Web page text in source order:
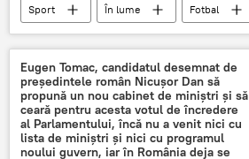
Sport În lume
Fotbal
Cupa Mondiala
Olanda
Eugen Tomac, candidatul desemnat de
președintele român Nicușor Dan să
propună un nou cabinet de miniștri și să
ceară pentru acesta votul de încredere
al Parlamentului, încă nu a venit nici cu
lista de miniștri și nici cu programul
noului guvern, iar în România deja se